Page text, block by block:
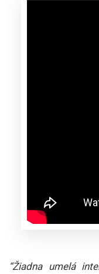
“Žiadna umelá